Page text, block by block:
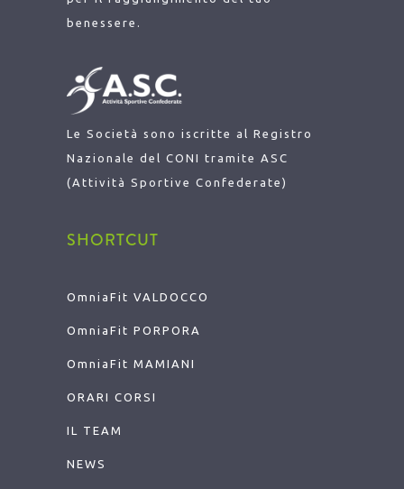
benessere.
Le Società sono iscritte al Registro
Nazionale del CONI tramite ASC
(Attività Sportive Confederate)
SHORTCUT
OmniaFit VALDOCCO
OmniaFit PORPORA
OmniaFit MAMIANI
ORARI CORSI
IL TEAM
NEWS